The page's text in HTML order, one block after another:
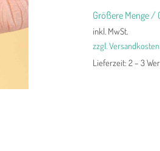
Größere Menge /
inkl. MwSt.
zzgl. Versandkosten
Lieferzeit:2 – 3